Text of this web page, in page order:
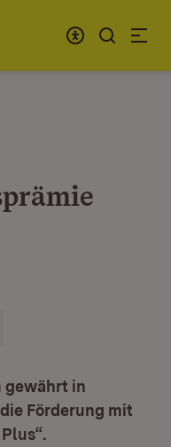
gewährt in
Förderung mit